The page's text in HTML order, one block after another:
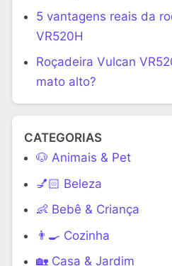
5 vantagens reais da
VR520H
Roçadeira Vulcan
mato alto?
CATEGORIAS
🐶 Animais & Pet
💅🏻 Beleza
👶 Bebê & Criança
👨‍🍳 Cozinha
🏡 Casa & Jardim